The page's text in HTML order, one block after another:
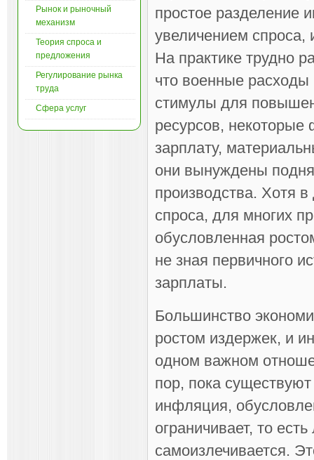
простое разделение
увеличением
На практике трудно
что военные расходы
стимулы для
ресурсов,
зарплату,
они вынуждены
производства. Хотя
спроса, для многих
обусловленная
не зная первичного
зарплаты.
Большинство
ростом издержек, и
одном важном
пор, пока
инфляция,
ограничивает, то
самоизлечивается.
Рынок и рыночный
механизм
Теория спроса и
предложения
Регулирование рынка
труда
Сфера услуг